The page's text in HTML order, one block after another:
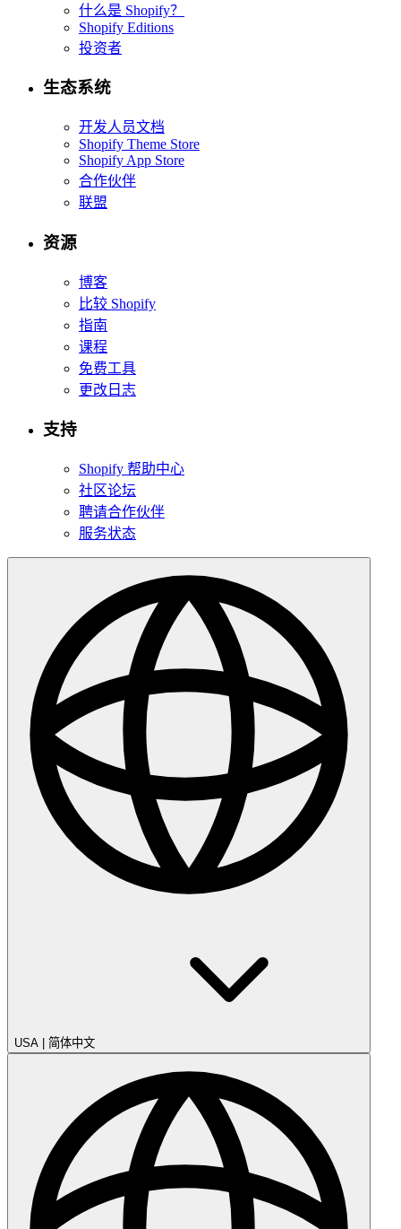
什么是 Shopify？
Shopify Editions
投资者
生态系统
开发人员文档
Shopify Theme Store
Shopify App Store
合作伙伴
联盟
资源
博客
比较 Shopify
指南
课程
免费工具
更改日志
支持
Shopify 帮助中心
社区论坛
聘请合作伙伴
服务状态
USA 简体中文